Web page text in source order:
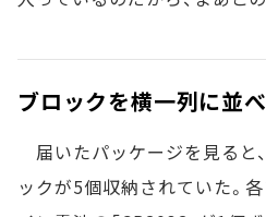
ブロックを横一列に並
届いたパッケージを見ると
ックが5個収納されていた。